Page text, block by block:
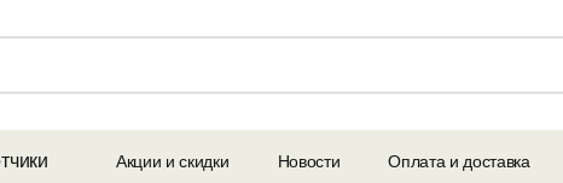
Акции и скидки Новости Оплата и доставка